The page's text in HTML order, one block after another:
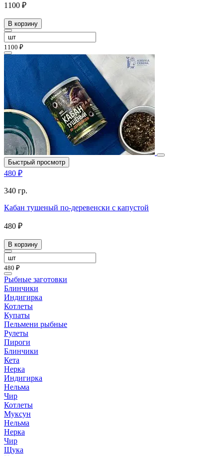
1100 ₽
В корзину
1100 ₽
Быстрый просмотр
480 ₽
340 гр.
Кабан тушеный по-деревенски с капустой
480 ₽
В корзину
480 ₽
Рыбные заготовки
Блинчики
Индигирка
Котлеты
Купаты
Пельмени рыбные
Рулеты
Пироги
Блинчики
Кета
Нерка
Индигирка
Нельма
Чир
Котлеты
Муксун
Нельма
Нерка
Чир
Щука